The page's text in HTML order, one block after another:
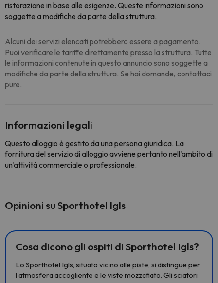
ristorazione in base alle esigenze. Queste informazioni sono
soggette a modifiche da parte della struttura.
Alcuni dei servizi elencati potrebbero essere a pagamento.
Puoi verificare le tariffe direttamente presso la struttura. Tutte
le informazioni contenute in questo annuncio sono soggette a
modifiche da parte della struttura. Se hai domande, contattaci
pure.
Informazioni legali
Questo alloggio è gestito da una persona giuridica. La
fornitura del servizio di alloggio avviene pertanto nell'ambito di
un'attività commerciale o professionale.
Opinioni su Sporthotel Igls
Cosa dicono gli ospiti di Sporthotel Igls?
Lo Sporthotel Igls, situato vicino alle piste, si distingue per
l'atmosfera accogliente e le viste mozzafiato. Gli sciatori